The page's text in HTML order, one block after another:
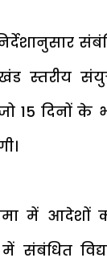
स्तरीय
15 दिनों के
में
संबंधित